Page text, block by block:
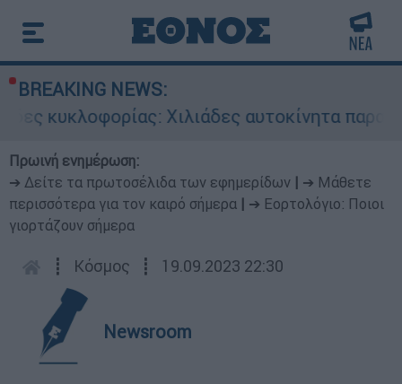
BREAKING NEWS:
κυκλοφορίας: Χιλιάδες αυτοκίνητα
Πρωινή ενημέρωση:
➔ Δείτε τα πρωτοσέλιδα των εφημερίδων
➔ Μάθετε
περισσότερα για τον καιρό σήμερα
➔ Εορτολόγιο: Ποιοι
γιορτάζουν σήμερα
┋ Κόσμος ┋ 19.09.2023 22:30
Newsroom